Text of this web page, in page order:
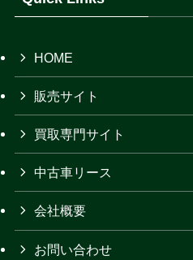
HOME
販売サイト
買取専門サイト
中古車リース
会社概要
お問い合わせ